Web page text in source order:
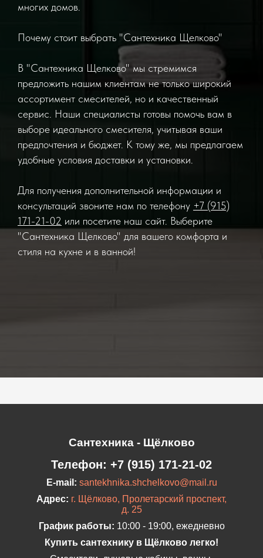
многих домов.
Почему стоит выбрать "Сантехника Щелково"
В "Сантехника Щелково" мы стремимся
предложить нашим клиентам не только широкий
ассортимент смесителей, но и качественный
сервис. Наши специалисты готовы помочь вам в
выборе идеального смесителя, учитывая ваши
предпочтения и бюджет. К тому же, мы предлагаем
удобные условия доставки и установки.
Для получения дополнительной информации и
консультаций звоните нам по телефону +7 (915)
171-21-02 или посетите наш сайт. Выберите
"Сантехника Щелково" для вашего комфорта и
стиля на кухне и в ванной!
Сантехника - Щёлково
Телефон: +7 (915) 171-21-02
E-mail: santekhnika.shchelkovo@mail.ru
Адрес: г. Щёлково, Пролетарский проспект,
д. 25
График работы: 10:00 - 19:00, ежедневно
Купить сантехнику в Щёлково легко!